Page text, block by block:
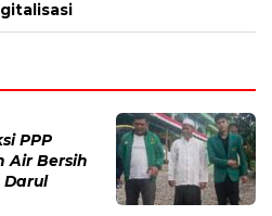
PPP
Air Bersih
Darul